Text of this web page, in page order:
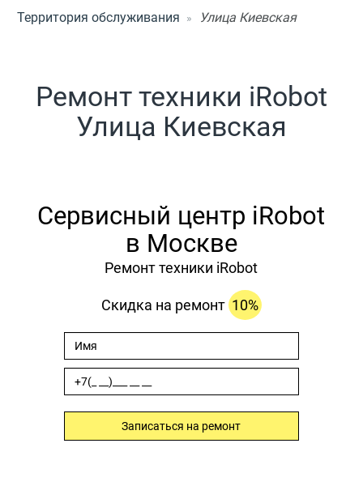
Территория обслуживания
Улица Киевская
Ремонт техники iRobot
Улица Киевская
Сервисный центр iRobot
в Москве
Ремонт техники iRobot
Скидка на ремонт 10%
Записаться на ремонт